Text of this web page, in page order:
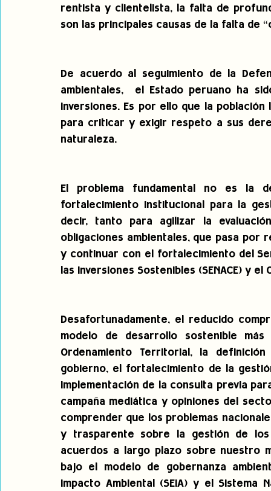
rentista y clientelista, la falta de
son las principales causas de la falta de
De acuerdo al seguimiento de la
ambientales,  el Estado peruano ha
inversiones. Es por ello que la
para criticar y exigir respeto a sus
naturaleza.
El problema fundamental no es la
fortalecimiento institucional para la
decir, tanto para agilizar la
obligaciones ambientales, que pasa por
y continuar con el fortalecimiento del
las Inversiones Sostenibles (SENACE) y el
Desafortunadamente, el reducido
modelo de desarrollo sostenible
Ordenamiento Territorial, la
gobierno, el fortalecimiento de la
implementación de la consulta previa
campaña mediática y opiniones del
comprender que los problemas
y trasparente sobre la gestión de
acuerdos a largo plazo sobre nuestro
bajo el modelo de gobernanza
Impacto Ambiental (SEIA) y el Sistema